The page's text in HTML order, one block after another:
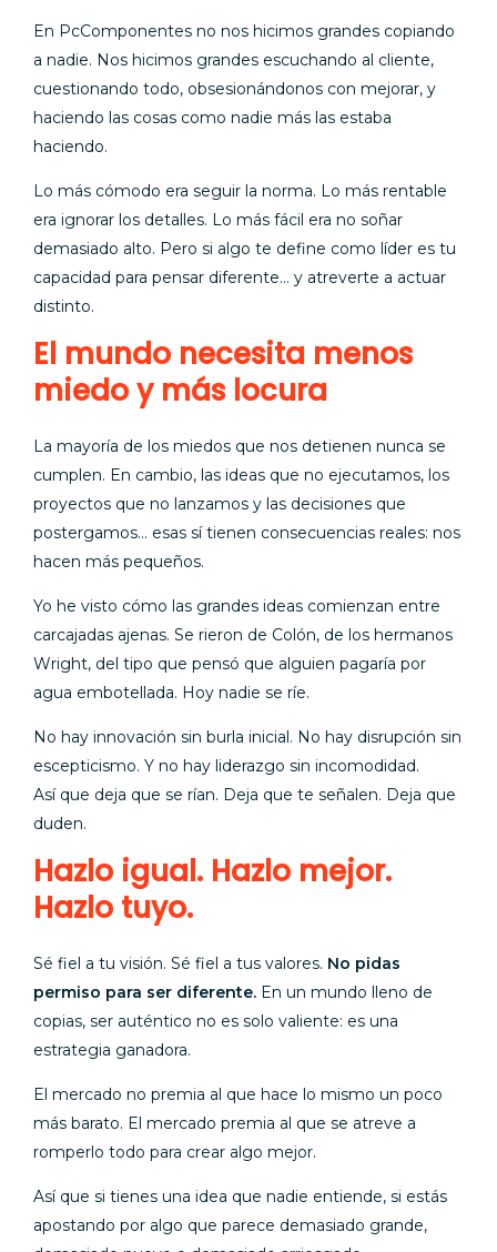
En PcComponentes no nos hicimos grandes copiando
a nadie. Nos hicimos grandes escuchando al cliente,
cuestionando todo, obsesionándonos con mejorar, y
haciendo las cosas como nadie más las estaba
haciendo.
Lo más cómodo era seguir la norma. Lo más rentable
era ignorar los detalles. Lo más fácil era no soñar
demasiado alto. Pero si algo te define como líder es tu
capacidad para pensar diferente… y atreverte a actuar
distinto.
El mundo necesita menos
miedo y más locura
La mayoría de los miedos que nos detienen nunca se
cumplen. En cambio, las ideas que no ejecutamos, los
proyectos que no lanzamos y las decisiones que
postergamos… esas sí tienen consecuencias reales: nos
hacen más pequeños.
Yo he visto cómo las grandes ideas comienzan entre
carcajadas ajenas. Se rieron de Colón, de los hermanos
Wright, del tipo que pensó que alguien pagaría por
agua embotellada. Hoy nadie se ríe.
No hay innovación sin burla inicial. No hay disrupción sin
escepticismo. Y no hay liderazgo sin incomodidad.
Así que deja que se rían. Deja que te señalen. Deja que
duden.
Hazlo igual. Hazlo mejor.
Hazlo tuyo.
Sé fiel a tu visión. Sé fiel a tus valores. No pidas
permiso para ser diferente. En un mundo lleno de
copias, ser auténtico no es solo valiente: es una
estrategia ganadora.
El mercado no premia al que hace lo mismo un poco
más barato. El mercado premia al que se atreve a
romperlo todo para crear algo mejor.
Así que si tienes una idea que nadie entiende, si estás
apostando por algo que parece demasiado grande,